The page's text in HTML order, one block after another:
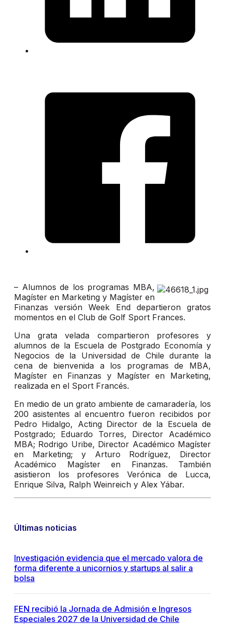
– Alumnos de los programas MBA,
Magíster en Marketing y Magíster en
Finanzas versión Week End departieron gratos
momentos en el Club de Golf Sport Frances.
Una grata velada compartieron profesores y
alumnos de la Escuela de Postgrado Economía y
Negocios de la Universidad de Chile durante la
cena de bienvenida a los programas de MBA,
Magíster en Finanzas y Magíster en Marketing,
realizada en el Sport Francés.
En medio de un grato ambiente de camaradería, los
200 asistentes al encuentro fueron recibidos por
Pedro Hidalgo, Acting Director de la Escuela de
Postgrado; Eduardo Torres, Director Académico
MBA; Rodrigo Uribe, Director Académico Magíster
en Marketing; y Arturo Rodríguez, Director
Académico Magíster en Finanzas. También
asistieron los profesores Verónica de Lucca,
Enrique Silva, Ralph Weinreich y Alex Yábar.
Últimas noticias
Investigación evidencia que el mercado valora de
forma diferente a unicornios y startups al salir a
bolsa
FEN recibió la Jornada de Admisión e Ingresos
Especiales 2027 de la Universidad de Chile